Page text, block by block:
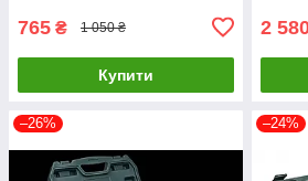
765 ₴ 1 050 ₴
Купити
2
–26% –24%